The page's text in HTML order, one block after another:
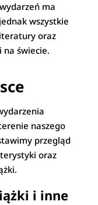
ma
wszystkie
oraz
na świecie.
naszego
przegląd
oraz
i inne